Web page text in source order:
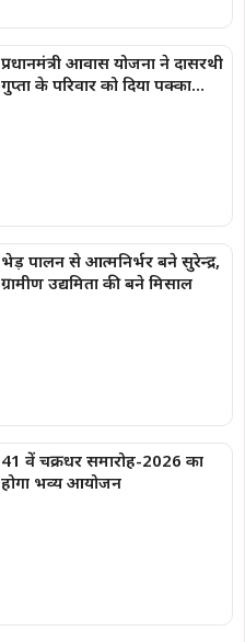
प्रधानमंत्री आवास योजना ने दासरथी
गुप्ता के परिवार को दिया पक्का
भेड़ पालन से आत्मनिर्भर बने सुरेन्द्र,
ग्रामीण उद्यमिता की बने मिसाल
41 वें चक्रधर समारोह-2026 का
होगा भव्य आयोजन